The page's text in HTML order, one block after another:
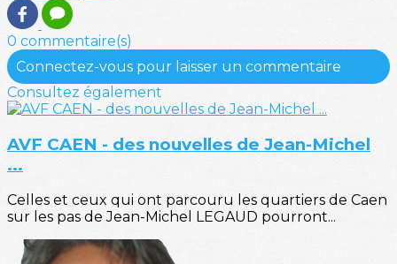
0 commentaire(s)
Connectez-vous pour laisser un commentaire
Consultez également
AVF CAEN - des nouvelles de Jean-Michel
...
Celles et ceux qui ont parcouru les quartiers de Caen
sur les pas de Jean-Michel LEGAUD pourront...